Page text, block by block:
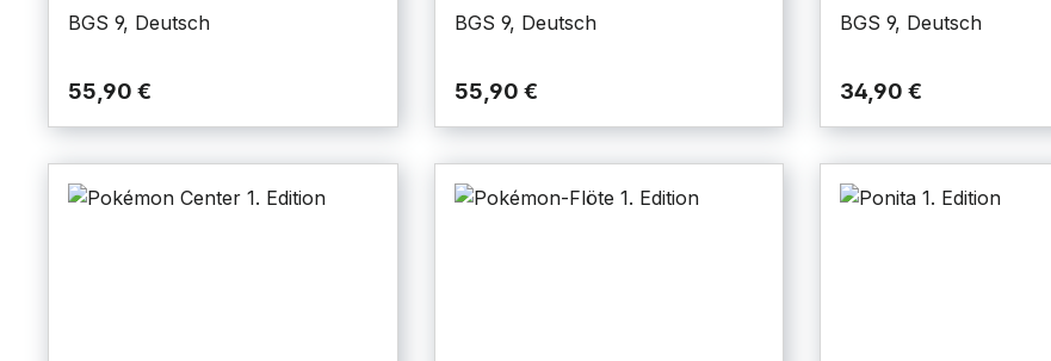
BGS 9, Deutsch
55,90 €
BGS 9, Deutsch
55,90 €
BGS 9, Deutsch
34,90 €